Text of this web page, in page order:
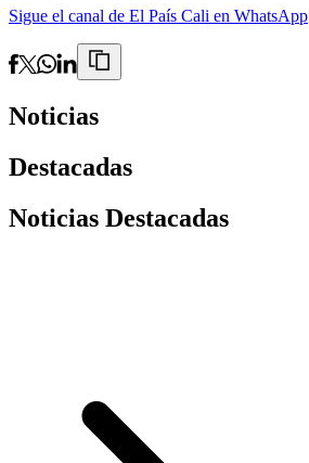
Sigue el canal de El País Cali en WhatsApp
Noticias
Destacadas
Noticias Destacadas